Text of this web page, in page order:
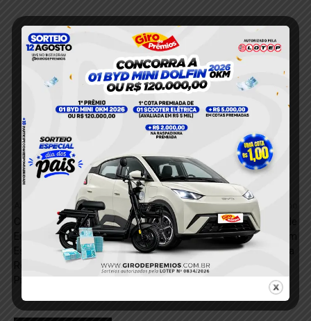
Corpo de Mulher é
Encontrado em Avançado
Estado de Decomposição na
Região Garimpeira de Novo
Progresso
Polícia Militar Prende
Suspeito de Homicídio em
Região Garimpeira